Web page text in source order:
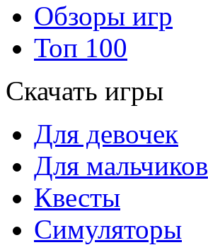
Обзоры игр
Топ 100
Скачать игры
Для девочек
Для мальчиков
Квесты
Симуляторы